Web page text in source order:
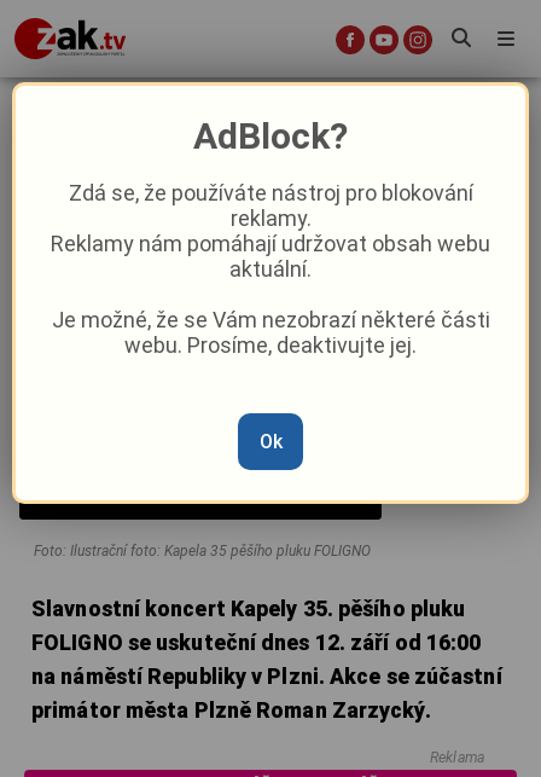
Pětatřicátníci oslavují koncertem
na náměstí Republiky
12. 9. 2024|06:44
Foto: Ilustrační foto: Kapela 35 pěšího pluku FOLIGNO
Slavnostní koncert Kapely 35. pěšího pluku
FOLIGNO se uskuteční dnes 12. září od 16:00
na náměstí Republiky v Plzni. Akce se zúčastní
primátor města Plzně Roman Zarzycký.
Reklama
AdBlock?
Zdá se, že používáte nástroj pro blokování
reklamy.
Reklamy nám pomáhají udržovat obsah webu
aktuální.
Je možné, že se Vám nezobrazí některé části
webu. Prosíme, deaktivujte jej.
Ok